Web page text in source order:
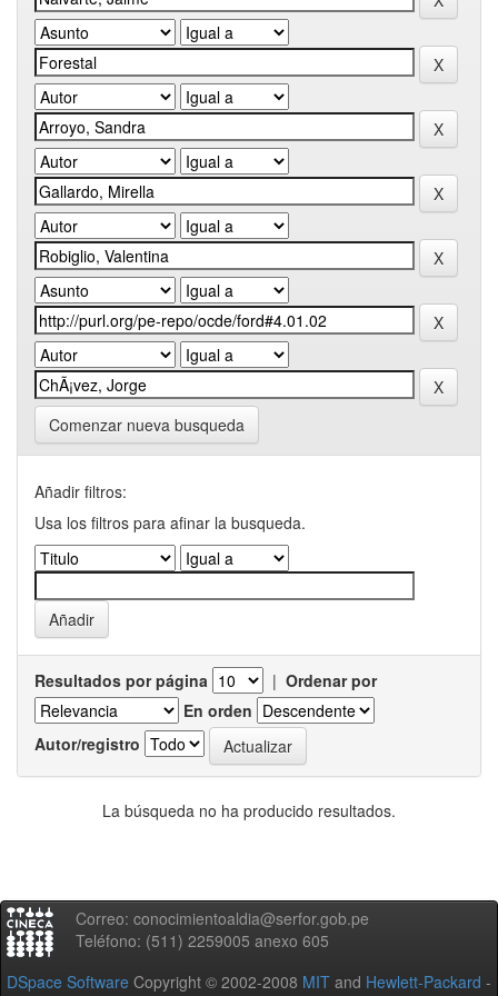
Comenzar nueva busqueda
Añadir filtros:
Usa los filtros para afinar la busqueda.
Resultados por página | Ordenar por
En orden
Autor/registro
La búsqueda no ha producido resultados.
Correo: conocimientoaldia@serfor.gob.pe
Teléfono: (511) 2259005 anexo 605
DSpace Software Copyright © 2002-2008 MIT and Hewlett-Packard -